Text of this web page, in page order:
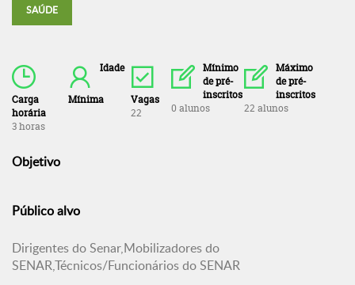
SAÚDE
Carga
horária
3 horas
Idade
Mínima
Vagas
22
Mínimo
de pré-
inscritos
0 alunos
Máximo
de pré-
inscritos
22 alunos
Objetivo
Público alvo
Dirigentes do Senar,Mobilizadores do
SENAR,Técnicos/Funcionários do SENAR